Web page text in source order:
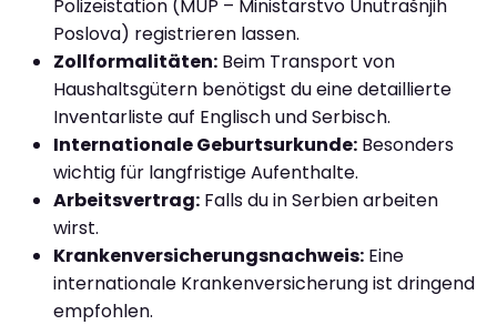
Polizeistation (MUP – Ministarstvo Unutrašnjih
Poslova) registrieren lassen.
Zollformalitäten: Beim Transport von
Haushaltsgütern benötigst du eine detaillierte
Inventarliste auf Englisch und Serbisch.
Internationale Geburtsurkunde: Besonders
wichtig für langfristige Aufenthalte.
Arbeitsvertrag: Falls du in Serbien arbeiten
wirst.
Krankenversicherungsnachweis: Eine
internationale Krankenversicherung ist dringend
empfohlen.